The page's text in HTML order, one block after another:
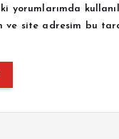
yorumlarımda
ve site adresim bu